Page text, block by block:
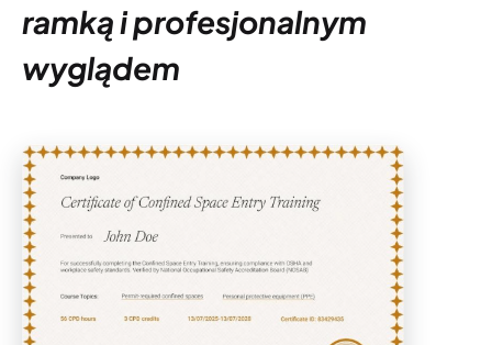
ramką i profesjonalnym
wyglądem